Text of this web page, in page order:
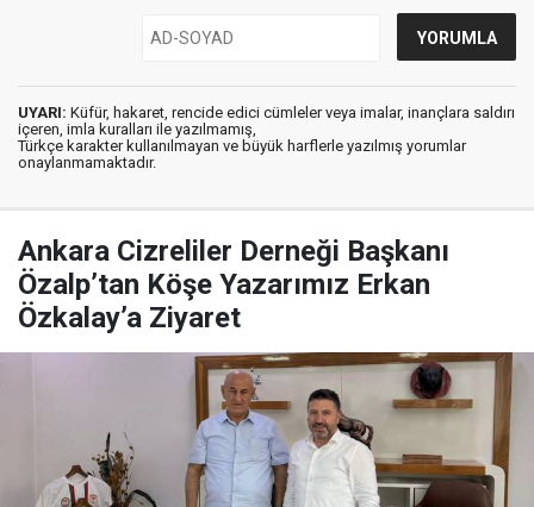
UYARI: Küfür, hakaret, rencide edici cümleler veya imalar, inançlara saldırı
içeren, imla kuralları ile yazılmamış,
Türkçe karakter kullanılmayan ve büyük harflerle yazılmış yorumlar
onaylanmamaktadır.
Ankara Cizreliler Derneği Başkanı
Özalp’tan Köşe Yazarımız Erkan
Özkalay’a Ziyaret